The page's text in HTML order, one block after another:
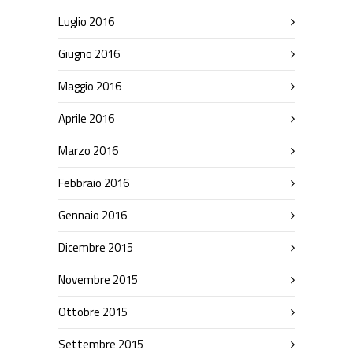
Luglio 2016
Giugno 2016
Maggio 2016
Aprile 2016
Marzo 2016
Febbraio 2016
Gennaio 2016
Dicembre 2015
Novembre 2015
Ottobre 2015
Settembre 2015